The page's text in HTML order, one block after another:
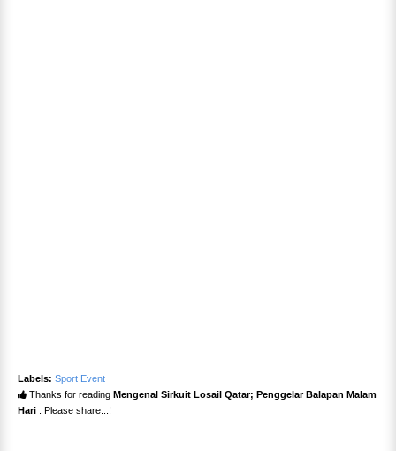
Labels: Sport Event
Thanks for reading Mengenal Sirkuit Losail Qatar; Penggelar Balapan Malam
Hari . Please share...!